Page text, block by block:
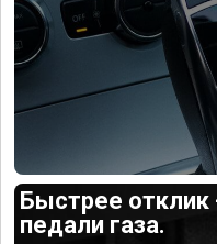
Быстрее отклик
педали газа.